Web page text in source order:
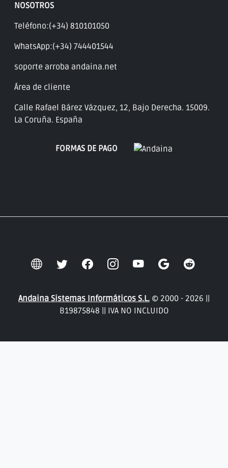
NOSOTROS
Teléfono:(+34) 810101050
WhatsApp:(+34) 744401544
soporte arroba andaina.net
Área de cliente
Calle Rafael Bárez Vázquez, 12, Bajo Derecha. 15009.
La Coruña. España
FORMAS DE PAGO
Andaina Sistemas Informáticos S.L. © 2000 - 2026 ||
B19875848 || IVA NO INCLUIDO